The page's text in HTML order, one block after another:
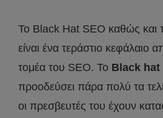
To Black Hat SEO καθώς και
είναι ένα τεράστιο κεφάλαιο
τομέα του SEO. Το Black hat
προοδεύσει πάρα πολύ τα
οι πρεσβευτές του έχουν